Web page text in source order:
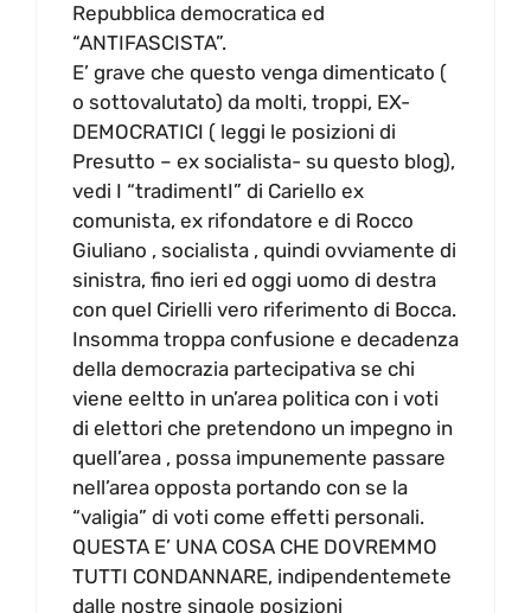
Repubblica democratica ed
“ANTIFASCISTA”.
E’ grave che questo venga dimenticato (
o sottovalutato) da molti, troppi, EX-
DEMOCRATICI ( leggi le posizioni di
Presutto – ex socialista- su questo blog),
vedi I “tradimentI” di Cariello ex
comunista, ex rifondatore e di Rocco
Giuliano , socialista , quindi ovviamente di
sinistra, fino ieri ed oggi uomo di destra
con quel Cirielli vero riferimento di Bocca.
Insomma troppa confusione e decadenza
della democrazia partecipativa se chi
viene eeltto in un’area politica con i voti
di elettori che pretendono un impegno in
quell’area , possa impunemente passare
nell’area opposta portando con se la
“valigia” di voti come effetti personali.
QUESTA E’ UNA COSA CHE DOVREMMO
TUTTI CONDANNARE, indipendentemete
dalle nostre singole posizioni